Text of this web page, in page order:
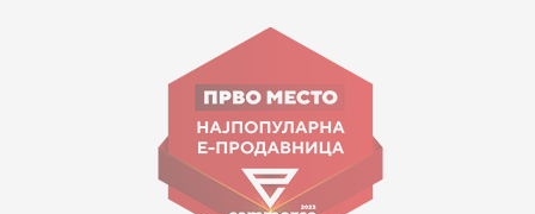
Goce Nikolovski 74 Shkup
contact@mytime.mk
Orari i punës:
09:00 - 17:00